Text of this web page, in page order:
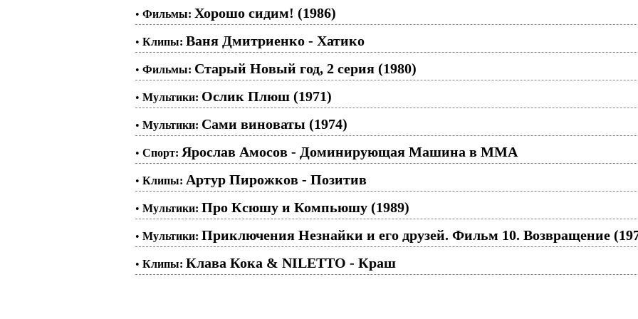
• Фильмы: Хорошо сидим! (1986)
• Клипы: Ваня Дмитриенко - Хатико
• Фильмы: Старый Новый год, 2 серия (1980)
• Мультики: Ослик Плюш (1971)
• Мультики: Сами виноваты (1974)
• Спорт: Ярослав Амосов - Доминирующая Машина в ММА
• Клипы: Артур Пирожков - Позитив
• Мультики: Про Ксюшу и Компьюшу (1989)
• Мультики: Приключения Незнайки и его друзей. Фильм 10. Возвращение
• Клипы: Клава Кока & NILETTO - Краш